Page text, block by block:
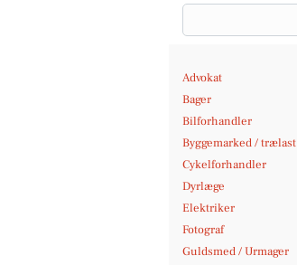
Advokat
Bager
Bilforhandler
Byggemarked / trælast
Cykelforhandler
Dyrlæge
Elektriker
Fotograf
Guldsmed / Urmager